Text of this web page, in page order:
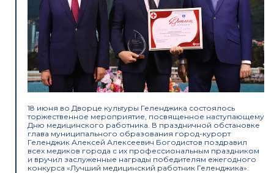
18 июня во Дворце культуры Геленджика состоялось
торжественное мероприятие, посвященное наступающему
Дню медицинского работника. В праздничной обстановке
глава муниципального образования город-курорт
Геленджик Алексей Алексеевич Богодистов поздравил
всех медиков города с их профессиональным праздником
и вручил заслуженные награды победителям ежегодного
конкурса «Лучший медицинский работник Геленджика».